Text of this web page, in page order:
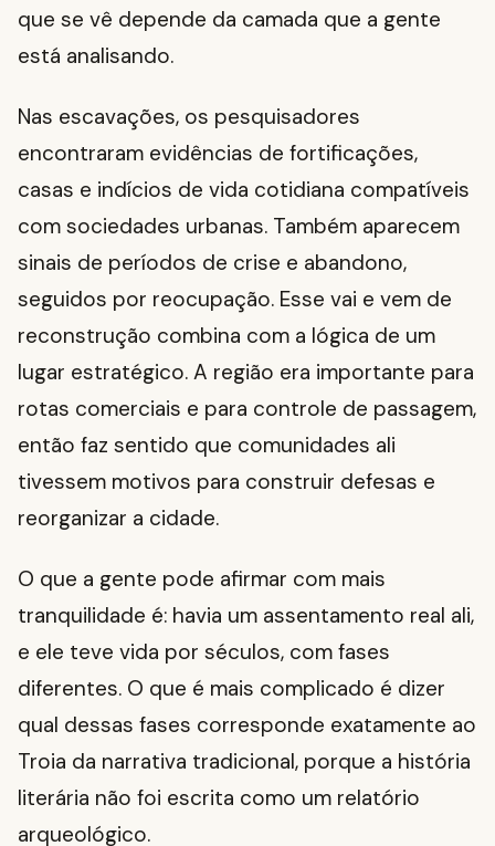
que se vê depende da camada que a gente
está analisando.
Nas escavações, os pesquisadores
encontraram evidências de fortificações,
casas e indícios de vida cotidiana compatíveis
com sociedades urbanas. Também aparecem
sinais de períodos de crise e abandono,
seguidos por reocupação. Esse vai e vem de
reconstrução combina com a lógica de um
lugar estratégico. A região era importante para
rotas comerciais e para controle de passagem,
então faz sentido que comunidades ali
tivessem motivos para construir defesas e
reorganizar a cidade.
O que a gente pode afirmar com mais
tranquilidade é: havia um assentamento real ali,
e ele teve vida por séculos, com fases
diferentes. O que é mais complicado é dizer
qual dessas fases corresponde exatamente ao
Troia da narrativa tradicional, porque a história
literária não foi escrita como um relatório
arqueológico.